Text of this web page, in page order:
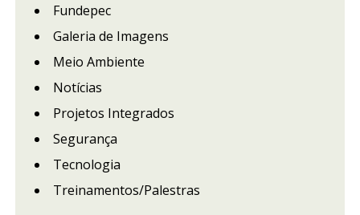
Fundepec
Galeria de Imagens
Meio Ambiente
Notícias
Projetos Integrados
Segurança
Tecnologia
Treinamentos/Palestras